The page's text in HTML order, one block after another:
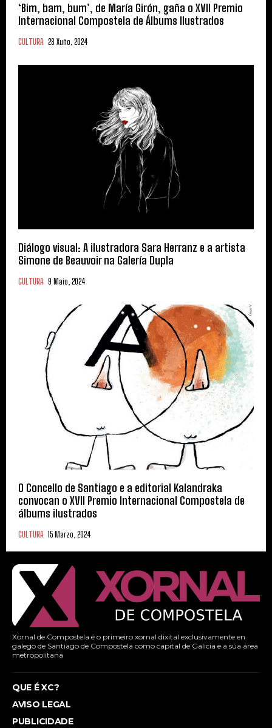
‘Bim, bam, bum’, de María Girón, gaña o XVII Premio
Internacional Compostela de Álbums Ilustrados
CULTURA 28 Xuño, 2024
Diálogo visual: A ilustradora Sara Herranz e a artista
Simone de Beauvoir na Galería Dupla
CULTURA 9 Maio, 2024
O Concello de Santiago e a editorial Kalandraka
convocan o XVII Premio Internacional Compostela de
álbums ilustrados
CULTURA 15 Marzo, 2024
Xornal de Compostela é o primeiro xornal dixital exclusivamente en
galego de Santiago de Compostela como capital de Galicia e a súa área
metropolitana
QUE É XC?
AVISO LEGAL
PUBLICIDADE